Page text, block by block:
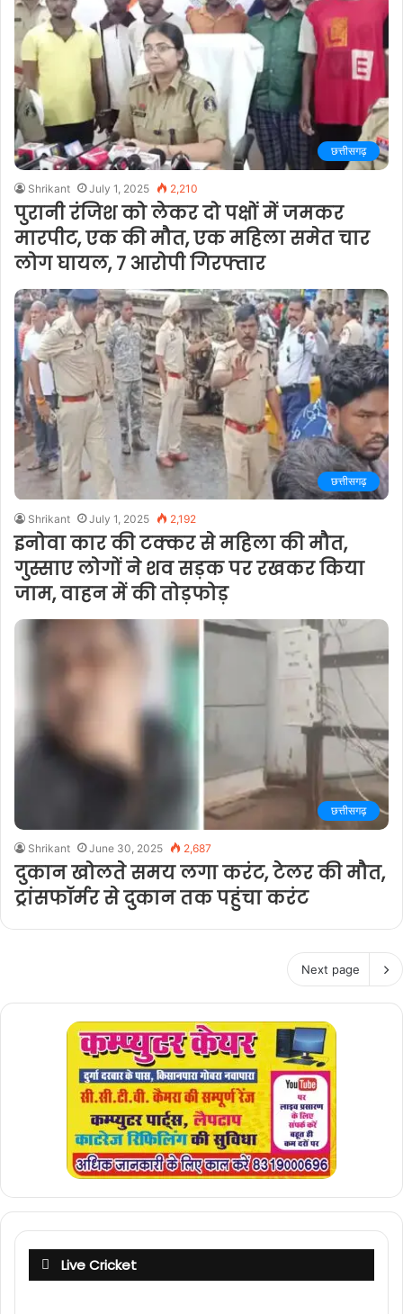
छत्तीसगढ़
Shrikant July 1, 2025 2,210
पुरानी रंजिश को लेकर दो पक्षों में जमकर
मारपीट, एक की मौत, एक महिला समेत चार
लोग घायल, 7 आरोपी गिरफ्तार
छत्तीसगढ़
Shrikant July 1, 2025 2,192
इनोवा कार की टक्कर से महिला की मौत,
गुस्साए लोगों ने शव सड़क पर रखकर किया
जाम, वाहन में की तोड़फोड़
छत्तीसगढ़
Shrikant June 30, 2025 2,687
दुकान खोलते समय लगा करंट, टेलर की मौत,
ट्रांसफॉर्मर से दुकान तक पहुंचा करंट
Next page
Live Cricket